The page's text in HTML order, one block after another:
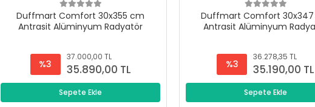
Duffmart Comfort 30x355 cm
Antrasit Alüminyum Radyatör
%3
37.000,00 TL
35.890,00 TL
Sepete Ekle
Duffmart Comfort
Antrasit Alüminyum
%3
36.278,35 TL
35.190,00 TL
Sepete Ekle